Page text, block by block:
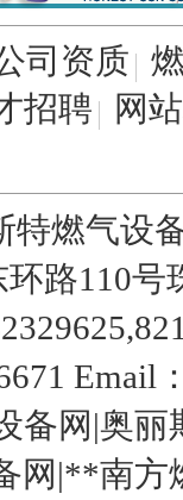
司资质
招聘 网
特燃气设
路110号
Email
备网|奥
网|**南方